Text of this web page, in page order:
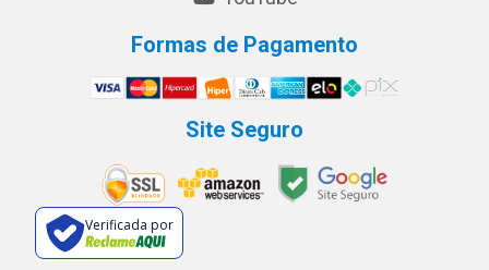
Formas de Pagamento
Site Seguro
Verificada por